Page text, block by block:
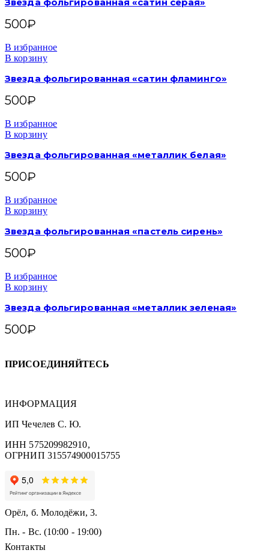
500₽
В избранное
В корзину
Звезда фольгированная «сатин фламинго»
500₽
В избранное
В корзину
Звезда фольгированная «металлик белая»
500₽
В избранное
В корзину
Звезда фольгированная «пастель сирень»
500₽
В избранное
В корзину
Звезда фольгированная «металлик зеленая»
500₽
ПРИСОЕДИНЯЙТЕСЬ
ИНФОРМАЦИЯ
ИП Чечелев С. Ю.
ИНН 575209982910,
ОГРНИП 315574900015755
Орёл, б. Молодёжи, 3.
Пн. - Вс. (10:00 - 19:00)
Контакты